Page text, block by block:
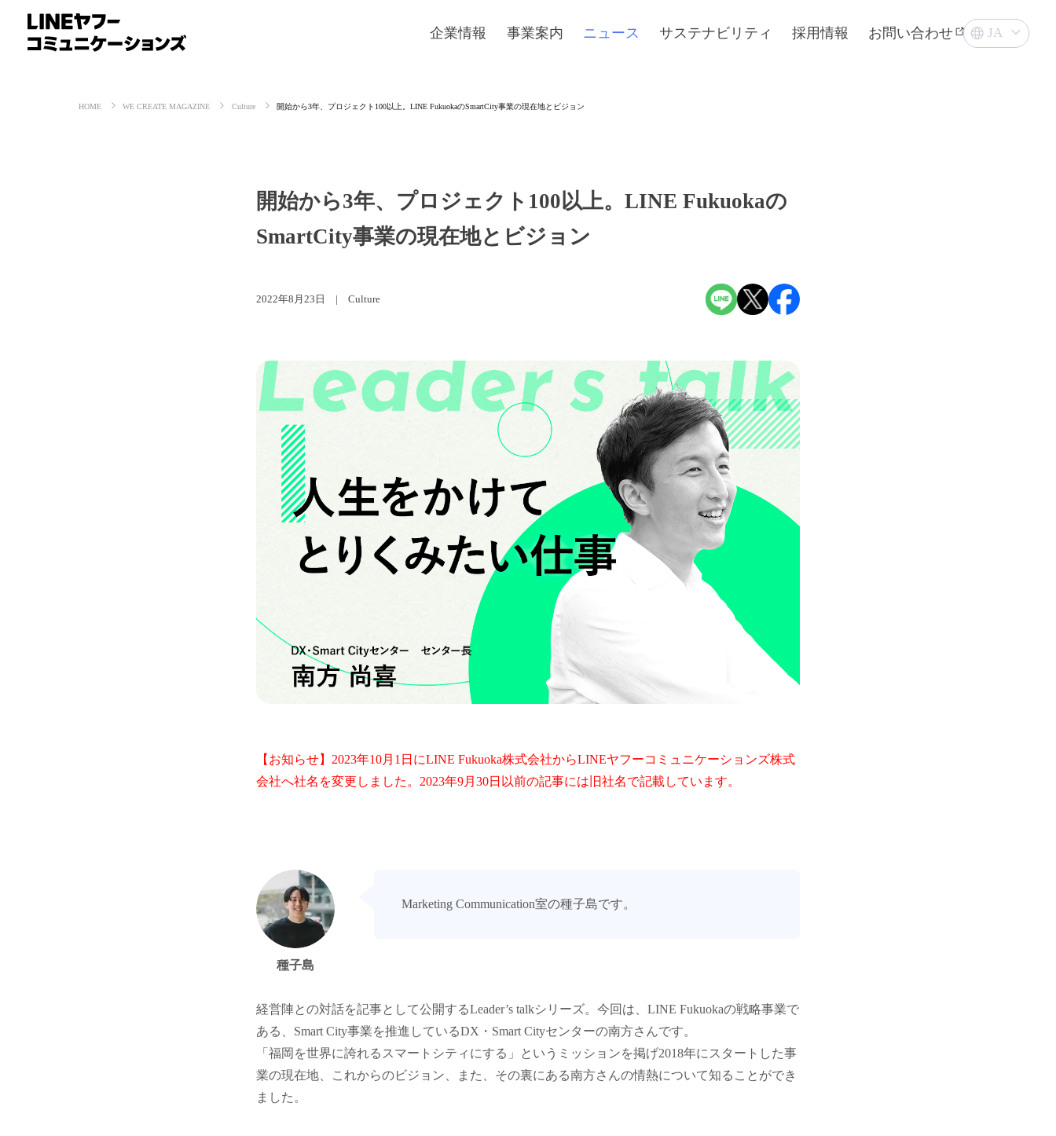
企業情報 事業案内 ニュース サステナビリティ 採用情報 お問い合わせ
HOME WE CREATE MAGAZINE Culture 開始から3年、プロジェクト100以上。LINE FukuokaのSmartCity事業の現在地とビジョン
開始から3年、プロジェクト100以上。LINE Fukuokaの
SmartCity事業の現在地とビジョン
2022年8月23日 | Culture
【お知らせ】2023年10月1日にLINE Fukuoka株式会社からLINEヤフーコミュニケーションズ株式
会社へ社名を変更しました。2023年9月30日以前の記事には旧社名で記載しています。
種子島
Marketing Communication室の種子島です。
経営陣との対話を記事として公開するLeader’s talkシリーズ。今回は、LINE Fukuokaの戦略事業で
ある、Smart City事業を推進しているDX・Smart Cityセンターの南方さんです。
「福岡を世界に誇れるスマートシティにする」というミッションを掲げ2018年にスタートした事
業の現在地、これからのビジョン、また、その裏にある南方さんの情熱について知ることができ
ました。